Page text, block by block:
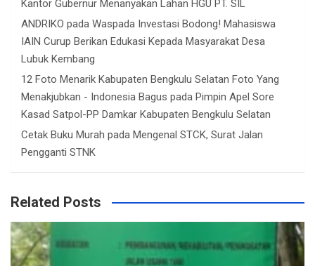
Kantor Gubernur Menanyakan Lahan HGU PT. SIL
ANDRIKO pada Waspada Investasi Bodong! Mahasiswa
IAIN Curup Berikan Edukasi Kepada Masyarakat Desa
Lubuk Kembang
12 Foto Menarik Kabupaten Bengkulu Selatan Foto Yang
Menakjubkan - Indonesia Bagus pada Pimpin Apel Sore
Kasad Satpol-PP Damkar Kabupaten Bengkulu Selatan
Cetak Buku Murah pada Mengenal STCK, Surat Jalan
Pengganti STNK
Related Posts